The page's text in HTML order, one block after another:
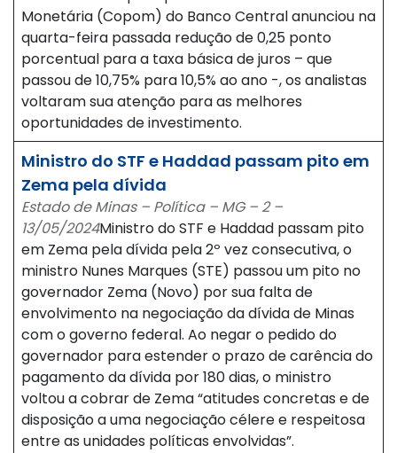
Monetária (Copom) do Banco Central anunciou na
quarta-feira passada redução de 0,25 ponto
porcentual para a taxa básica de juros – que
passou de 10,75% para 10,5% ao ano -, os analistas
voltaram sua atenção para as melhores
oportunidades de investimento.
Ministro do STF e Haddad passam pito em
Zema pela dívida
Estado de Minas – Política – MG – 2 –
13/05/2024Ministro do STF e Haddad passam pito
em Zema pela dívida pela 2º vez consecutiva, o
ministro Nunes Marques (STE) passou um pito no
governador Zema (Novo) por sua falta de
envolvimento na negociação da dívida de Minas
com o governo federal. Ao negar o pedido do
governador para estender o prazo de carência do
pagamento da dívida por 180 dias, o ministro
voltou a cobrar de Zema “atitudes concretas e de
disposição a uma negociação célere e respeitosa
entre as unidades políticas envolvidas”.